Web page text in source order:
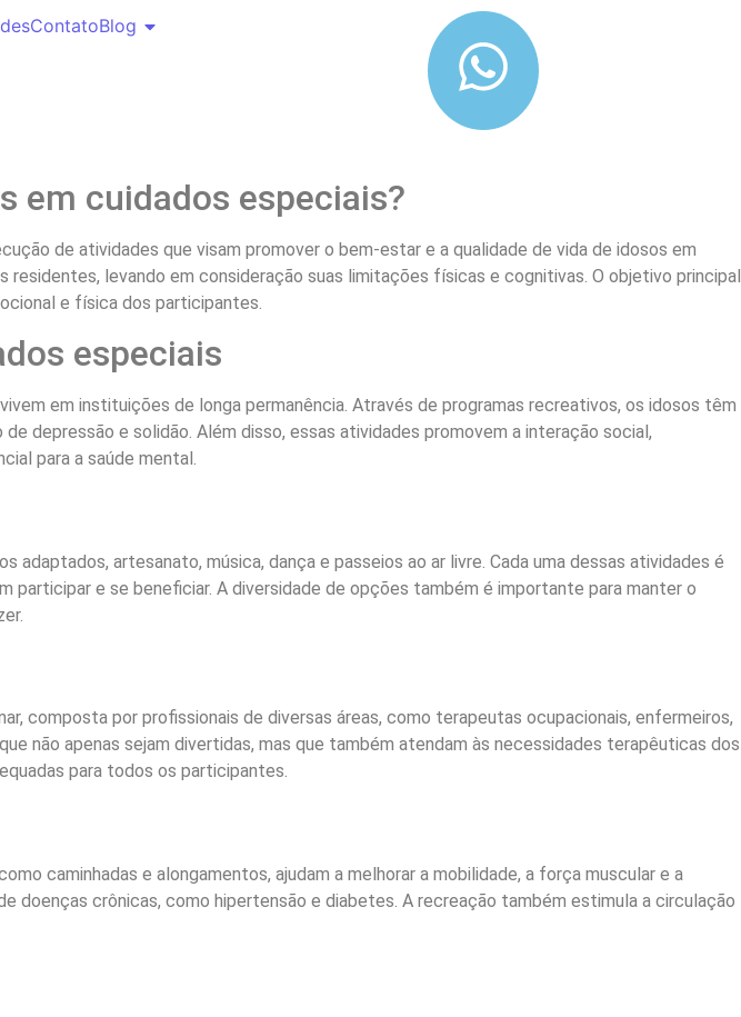
ContatoBlog
em cuidados especiais?
de atividades que visam promover o bem-estar e a qualidade de vida de idosos em
levando em consideração suas limitações físicas e cognitivas. O objetivo principal
e física dos participantes.
especiais
em instituições de longa permanência. Através de programas recreativos, os idosos têm
depressão e solidão. Além disso, essas atividades promovem a interação social,
para a saúde mental.
artesanato, música, dança e passeios ao ar livre. Cada uma dessas atividades é
participar e se beneficiar. A diversidade de opções também é importante para manter o
composta por profissionais de diversas áreas, como terapeutas ocupacionais, enfermeiros,
não apenas sejam divertidas, mas que também atendam às necessidades terapêuticas dos
para todos os participantes.
caminhadas e alongamentos, ajudam a melhorar a mobilidade, a força muscular e a
doenças crônicas, como hipertensão e diabetes. A recreação também estimula a circulação